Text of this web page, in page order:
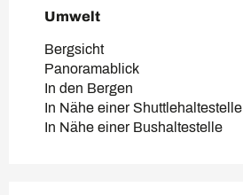
Umwelt
Umwelt
Bergsicht
Panoramablick
In den Bergen
In Nähe einer Shuttlehaltestelle
In Nähe einer Bushaltestelle